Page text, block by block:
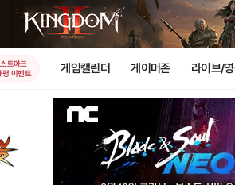
트아크
평 이벤트
게임캘린더 게이머존 라이브/